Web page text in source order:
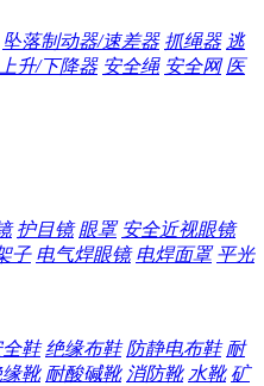
坠落制动器/速差器 抓绳器 逃
上升/下降器 安全绳 安全网 医
护目镜 眼罩 安全近视眼镜
子 电气焊眼镜 电焊面罩 平光
全鞋 绝缘布鞋 防静电布鞋 耐
靴 耐酸碱靴 消防靴 水靴 矿